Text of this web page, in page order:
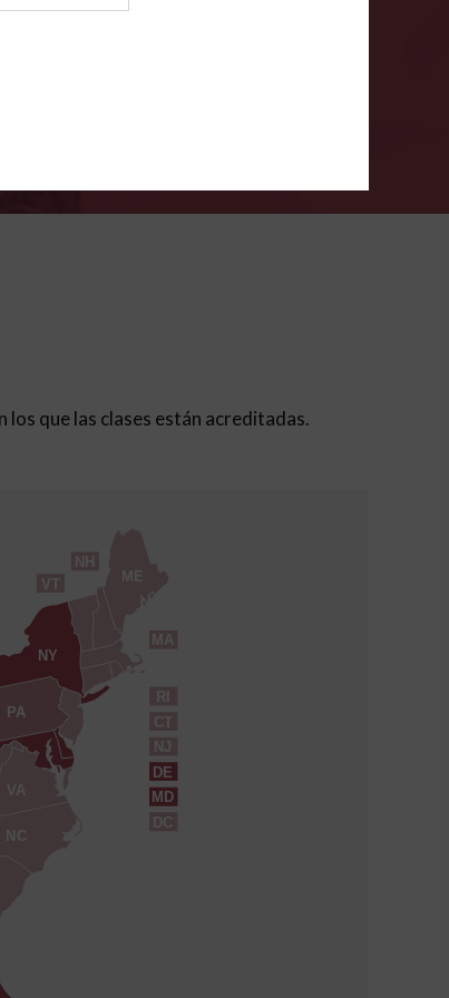
los que las clases están acreditadas.
CT
DE
DC
ME
MD
MA
NH
NJ
NY
NC
PA
RI
VT
VA